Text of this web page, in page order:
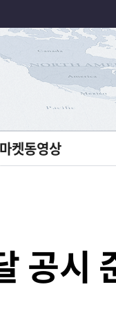
켓동영상
공시